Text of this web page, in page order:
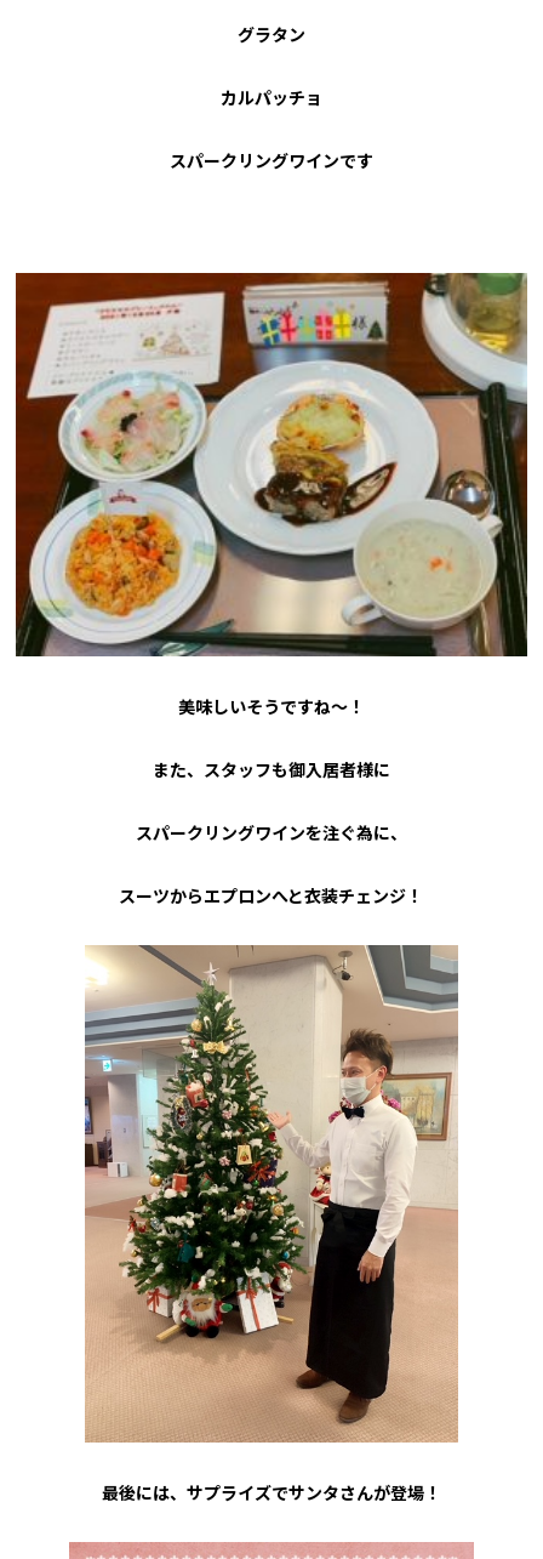
グラタン
カルパッチョ
スパークリングワインです
美味しいそうですね〜！
また、スタッフも御入居者様に
スパークリングワインを注ぐ為に、
スーツからエプロンへと衣装チェンジ！
最後には、サプライズでサンタさんが登場！